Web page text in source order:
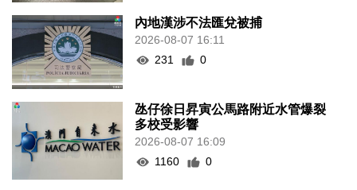
內地漢涉不法匯兌被捕
2026-08-07 16:11
231
0
氹仔徐日昇寅公馬路附近水管爆裂
多校受影響
2026-08-07 16:09
1160
0